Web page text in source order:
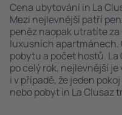
Cena ubytování in La
Mezi nejlevnější patří
peněz naopak utratíte
luxusních apartmánech.
pobytu a počet hostů.
po celý rok, nejlevnější
i v případě, že jeden
nebo pobyt in La Clusaz